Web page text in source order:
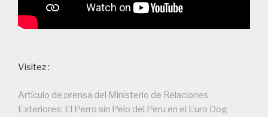
Visitez :
Artículo de prensa del Ministerio de Relaciones
Exteriores: El Perro sin Pelo del Peru en el Euro Dog